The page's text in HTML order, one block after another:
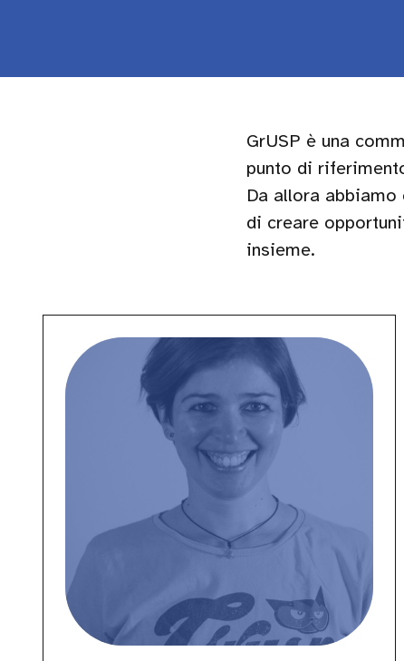
GrUSP è una
punto di
Da allora
di creare
insieme.